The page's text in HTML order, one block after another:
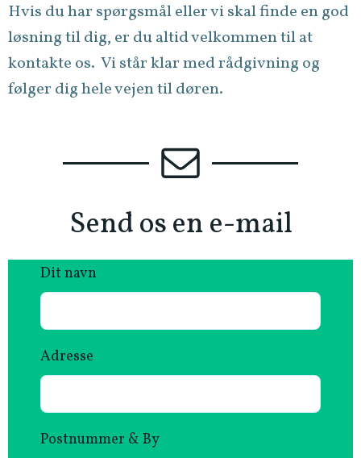
Hvis du har spørgsmål eller vi skal finde en god
løsning til dig, er du altid velkommen til at
kontakte os. Vi står klar med rådgivning og
følger dig hele vejen til døren.
Send os en e-mail
Dit navn
Adresse
Postnummer & By